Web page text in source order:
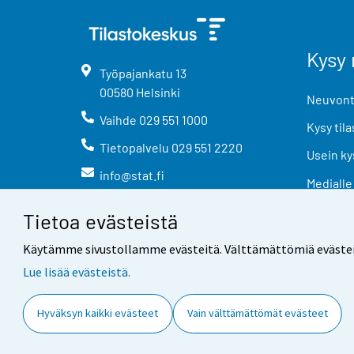
Tietoa evästeistä
Käytämme sivustollamme evästeitä. Välttämättömiä
Lue lisää evästeistä.
Hyväksyn kaikki evästeet Vain välttämättömät evästeet
Työpajankatu 13
00580 Helsinki
Vaihde 029 551 1000
Tietopalvelu 029 551 2220
info@stat.fi
Kysy
Usein
Medialle
Yhteystiedot Palaute